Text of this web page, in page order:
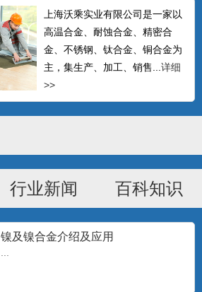
上海沃乘实业有限公司是一家以
高温合金、耐蚀合金、精密合
金、不锈钢、钛合金、铜合金为
主，集生产、加工、销售... 详细
>>
行业新闻 百科知识
镍及镍合金介绍及应用
GH605钴基高温合金棒 L605钴基焊